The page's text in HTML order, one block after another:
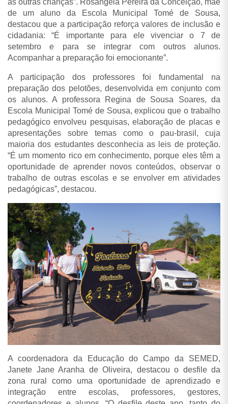
as outras crianças”. Rosângela Pereira da Conceição, mãe
de um aluno da Escola Municipal Tomé de Sousa,
destacou que a participação reforça valores de inclusão e
cidadania: “É importante para ele vivenciar o 7 de
setembro e para se integrar com outros alunos.
Acompanhar a preparação foi emocionante”.
A participação dos professores foi fundamental na
preparação dos pelotões, desenvolvida em conjunto com
os alunos. A professora Regina de Sousa Soares, da
Escola Municipal Tomé de Sousa, explicou que o trabalho
pedagógico envolveu pesquisas, elaboração de placas e
apresentações sobre temas como o pau-brasil, cuja
maioria dos estudantes desconhecia as leis de proteção.
“É um momento rico em conhecimento, porque eles têm a
oportunidade de aprender novos conteúdos, observar o
trabalho de outras escolas e se envolver em atividades
pedagógicas”, destacou.
A coordenadora da Educação do Campo da SEMED,
Janete Jane Aranha de Oliveira, destacou o desfile da
zona rural como uma oportunidade de aprendizado e
integração entre escolas, professores, gestores,